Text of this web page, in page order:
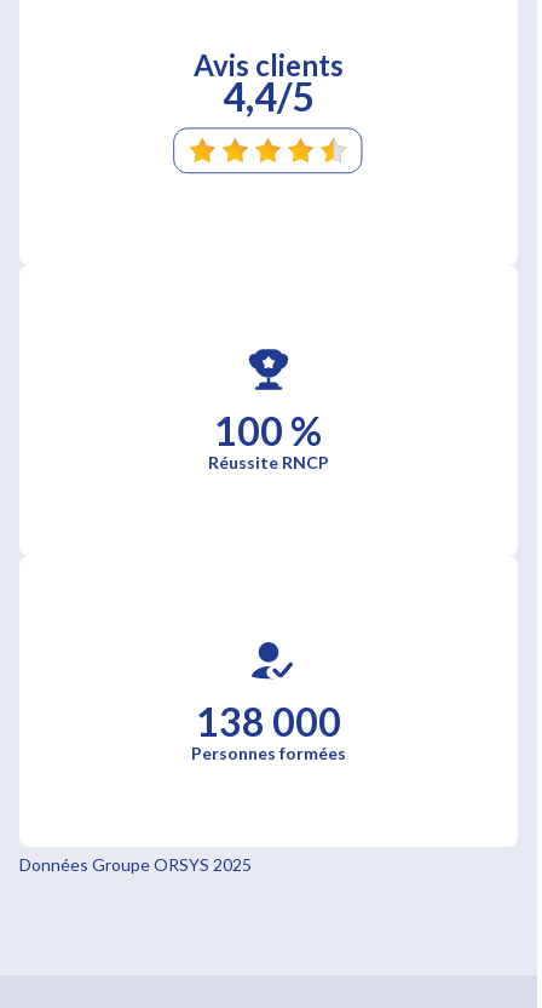
Avis clients
4,4/5
100 %
Réussite RNCP
138 000
Personnes formées
Données Groupe ORSYS 2025